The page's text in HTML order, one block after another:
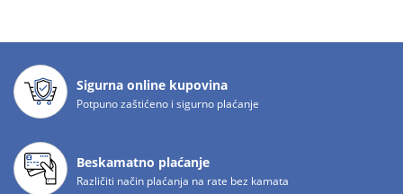
Sigurna online kupovina
Potpuno zaštićeno i sigurno plaćanje
Beskamatno plaćanje
Različiti način plaćanja na rate bez kamata